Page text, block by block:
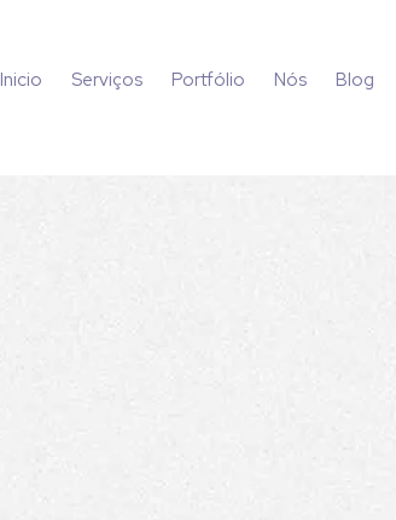
Inicio Serviços Portfólio Nós Blog